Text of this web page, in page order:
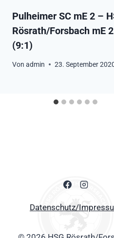
Pulheimer SC mE 2 –
Rösrath/Forsbach mE
(9:1)
Von admin 23. September
Datenschutz/